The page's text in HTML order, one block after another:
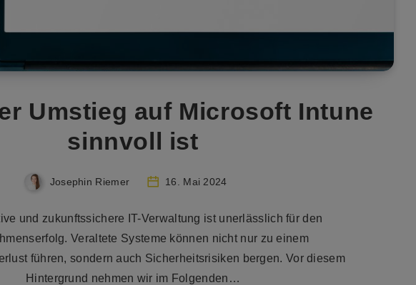
Umstieg auf Microsoft Intune
sinnvoll ist
Josephin Riemer 16. Mai 2024
und zukunftssichere IT-Verwaltung ist unerlässlich für den
Veraltete Systeme können nicht nur zu einem
führen, sondern auch Sicherheitsrisiken bergen. Vor diesem
Hintergrund nehmen wir im Folgenden…